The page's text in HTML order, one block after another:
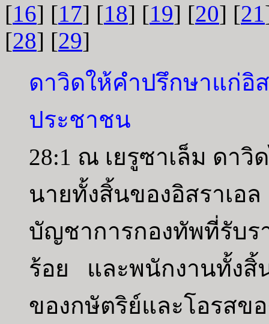
[16] [17] [18] [19] [20] [21
[28] [29]
ดาวิดให้คำปรึกษาแก่อิ
ประชาชน
28:1 ณ เยรูซาเล็ม ดาวิ
นายทั้งสิ้นของอิสราเอ
บัญชาการกองทัพที่รับ
ร้อย และพนักงานทั้งสิ้
ของกษัตริย์และโอรส